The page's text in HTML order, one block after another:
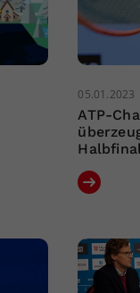
05.01.2023
ATP-